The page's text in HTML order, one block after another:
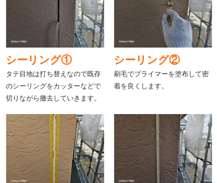
シーリング①
タテ目地は打ち替えなので既存
のシーリングをカッターなどで
切りながら撤去していきます。
シーリング②
刷毛でプライマーを塗布して密
着を良くします。